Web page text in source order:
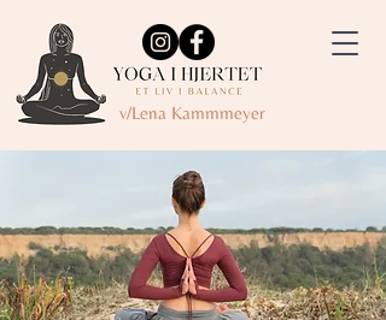
v/Lena Kammmeyer